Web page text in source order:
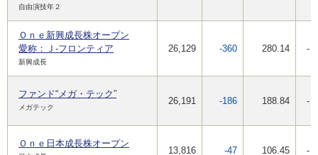
自由演技年２
Ｏｎｅ新興成長株オープン
愛称：Ｊ-フロンティア
新興成長
26,129 -360 280.14 -
ファンド“メガ・テック”
メガテック
26,191 -186 188.84 -
Ｏｎｅ日本成長株オープン
13,816 -47 106.45 -